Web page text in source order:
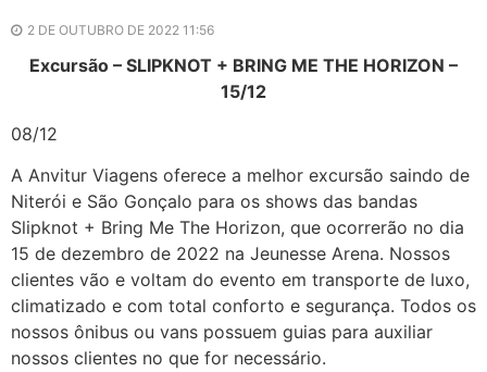
2 DE OUTUBRO DE 2022 11:56
Excursão – SLIPKNOT + BRING ME THE HORIZON –
15/12
08/12
A Anvitur Viagens oferece a melhor excursão saindo de
Niterói e São Gonçalo para os shows das bandas
Slipknot + Bring Me The Horizon, que ocorrerão no dia
15 de dezembro de 2022 na Jeunesse Arena. Nossos
clientes vão e voltam do evento em transporte de luxo,
climatizado e com total conforto e segurança. Todos os
nossos ônibus ou vans possuem guias para auxiliar
nossos clientes no que for necessário.